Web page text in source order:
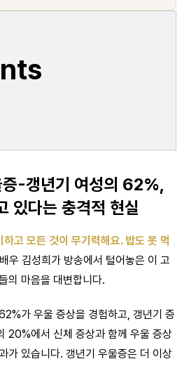
증-갱년기 여성의 62%,
있다는 충격적 현실
고 모든 것이 무기력해요. 밥도 못 먹
우 김성희가 방송에서 털어놓은 이 고
의 마음을 대변합니다.
가 우울 증상을 경험하고, 갱년기 증
20%에서 신체 증상과 함께 우울 증상
가 있습니다. 갱년기 우울증은 더 이상